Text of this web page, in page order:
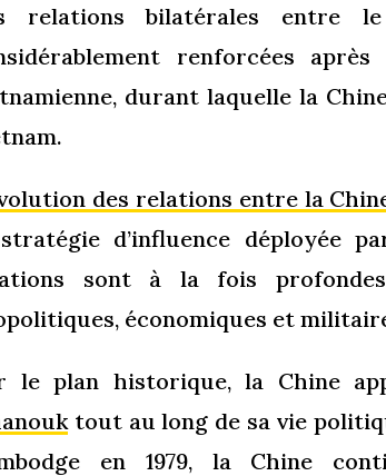
relations bilatérales entre
renforcées
durant laquelle la
des relations entre la
d’influence déployée
sont à la fois
économiques et
le plan historique, la Chine
tout au long de sa vie
en 1979, la Chine